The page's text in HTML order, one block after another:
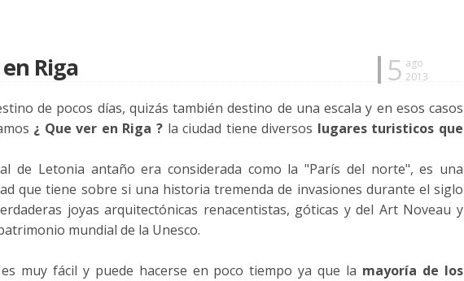
5 ago
2013
Riga
de pocos días, quizás también destino de una escala y en esos casos
¿ Que ver en Riga ? la ciudad tiene diversos lugares turisticos que
de Letonia antaño era considerada como la "París del norte", es una
que tiene sobre si una historia tremenda de invasiones durante el siglo
joyas arquitectónicas renacentistas, góticas y del Art Noveau y
mundial de la Unesco.
es muy fácil y puede hacerse en poco tiempo ya que la mayoría de los